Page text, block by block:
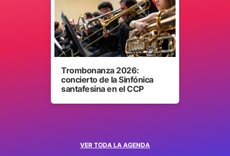
VER TODA LA AGENDA
Trombonanza 2026:
concierto de la Sinfónica
santafesina en el CCP